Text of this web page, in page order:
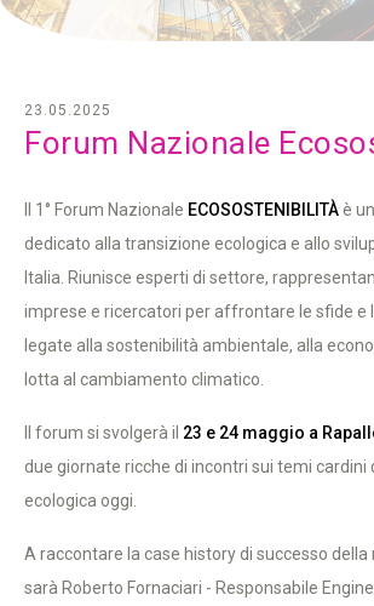
Forum Nazionale
23.05.2025
Il 1° Forum Nazionale ECOSOSTENIBILITÀè
dedicato alla transizione ecologica e allo
Italia. Riunisce esperti di settore,
imprese e ricercatori per affrontare le sfide e
legate alla sostenibilità ambientale, alla
lotta al cambiamento climatico.
Il forum si svolgerà il 23 e 24 maggio a
due giornate ricche di incontri sui temi cardini
ecologica oggi.
A raccontare la case history di successo della
sarà Roberto Fornaciari - Responsabile